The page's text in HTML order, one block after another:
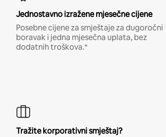
Jednostavno izražene mjesečne cijene
Posebne cijene za smještaje za dugoročni
boravak i jedna mjesečna uplata, bez
dodatnih troškova.*
Tražite korporativni smještaj?